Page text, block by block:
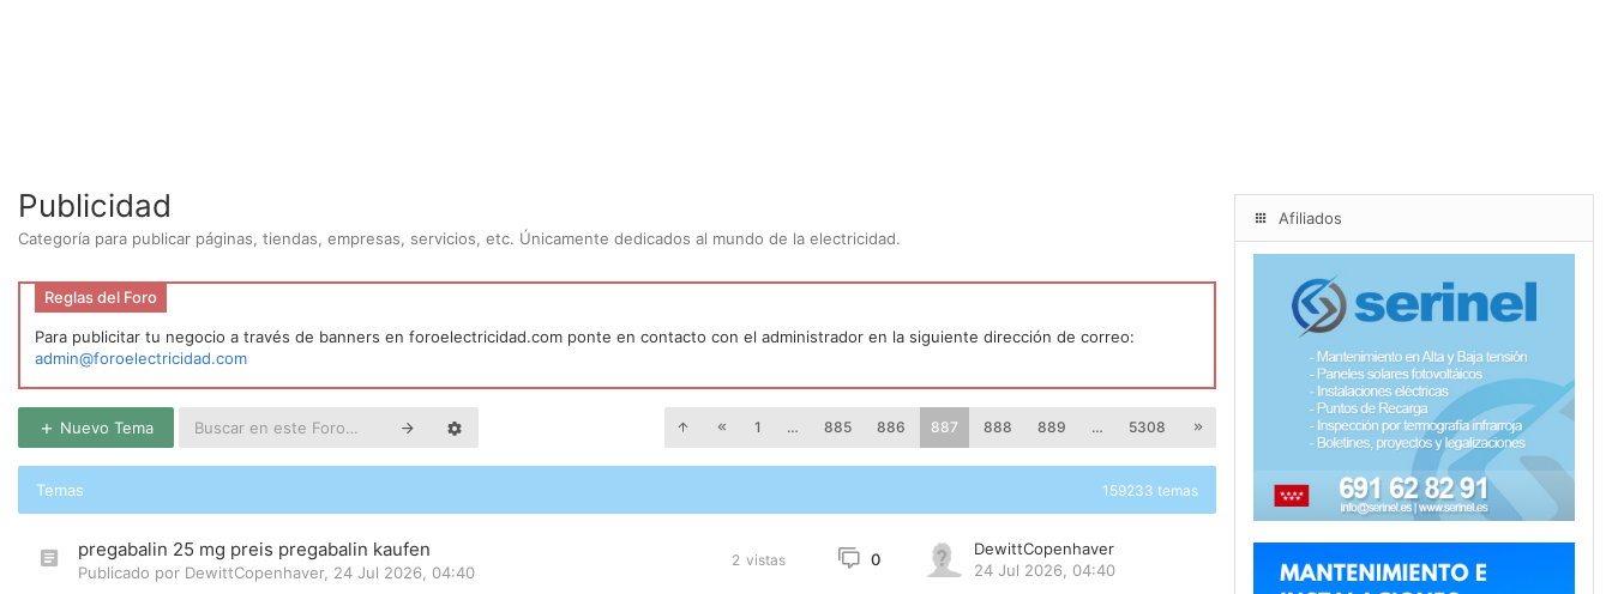
Publicidad
Categoría para publicar páginas, tiendas, empresas, servicios, etc. Únicamente dedicados al mundo de la electricidad.
Reglas del Foro
Para publicitar tu negocio a través de banners en foroelectricidad.com ponte en contacto con el administrador en la siguiente dirección de correo:
admin@foroelectricidad.com
Nuevo Tema 1 … 885 886 887 888 889 … 5308
Temas 159233 temas
pregabalin 25 mg preis pregabalin kaufen
Publicado por DewittCopenhaver, 24 Jul 2026, 04:40
2 vistas 0
DewittCopenhaver
24 Jul 2026, 04:40
Afiliados